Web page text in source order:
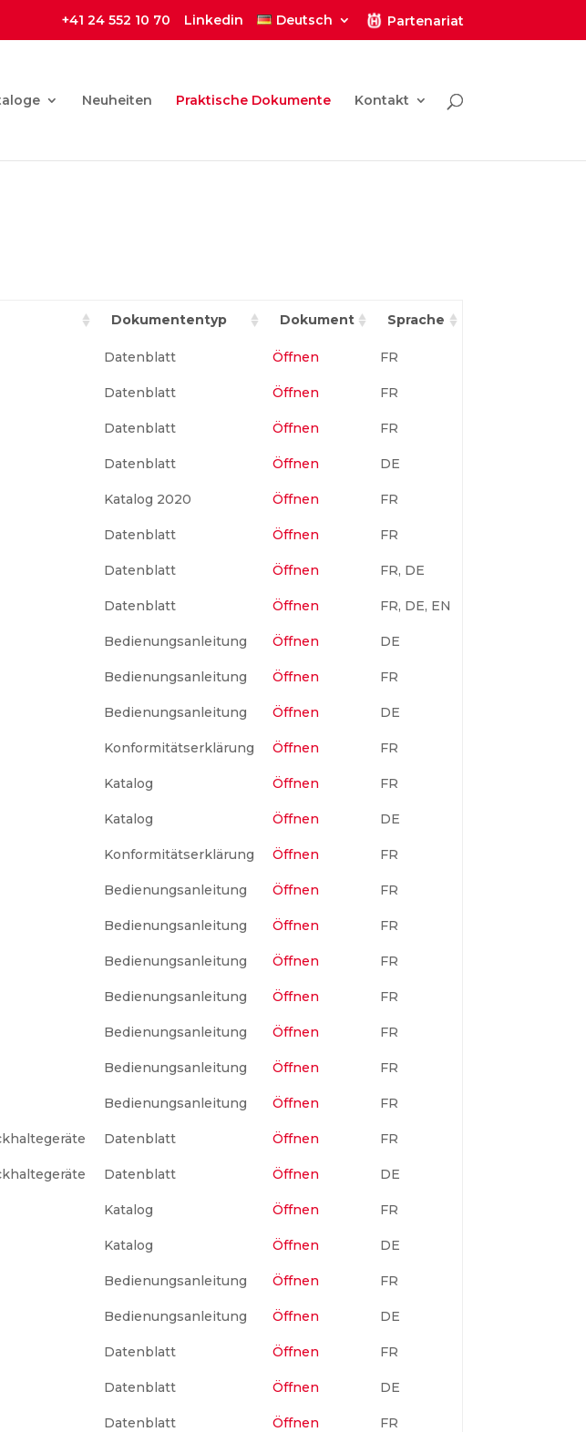
+41 24 552 10 70 Linkedin Deutsch Partenariat
Neuheiten Praktische Dokumente Kontakt
Dokumententyp Dokument Sprache
Datenblatt Öffnen FR
Datenblatt Öffnen FR
Datenblatt Öffnen FR
Datenblatt Öffnen DE
Katalog 2020 Öffnen FR
Datenblatt Öffnen FR
Datenblatt Öffnen FR, DE
Datenblatt Öffnen FR, DE, EN
Bedienungsanleitung Öffnen DE
Bedienungsanleitung Öffnen FR
Bedienungsanleitung Öffnen DE
Konformitätserklärung Öffnen FR
Katalog Öffnen FR
Katalog Öffnen DE
Konformitätserklärung Öffnen FR
Bedienungsanleitung Öffnen FR
Bedienungsanleitung Öffnen FR
Bedienungsanleitung Öffnen FR
Bedienungsanleitung Öffnen FR
Bedienungsanleitung Öffnen FR
Bedienungsanleitung Öffnen FR
Bedienungsanleitung Öffnen FR
Datenblatt Öffnen FR
Datenblatt Öffnen DE
Katalog Öffnen FR
Katalog Öffnen DE
Bedienungsanleitung Öffnen FR
Bedienungsanleitung Öffnen DE
Datenblatt Öffnen FR
Datenblatt Öffnen DE
Datenblatt Öffnen FR